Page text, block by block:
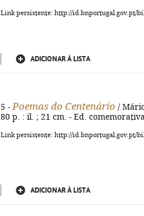
Link persistente: http://id.bnportugal.gov.pt/
ADICIONAR À LISTA
5 - Poemas do Centenário /
80 p. : il. ; 21 cm. - Ed.
Link persistente: http://id.bnportugal.gov.pt/
ADICIONAR À LISTA